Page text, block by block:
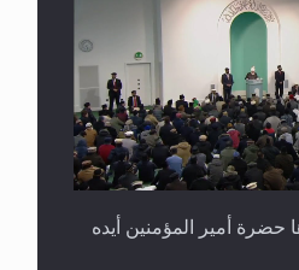
حضرة أمير المؤمنين أيده